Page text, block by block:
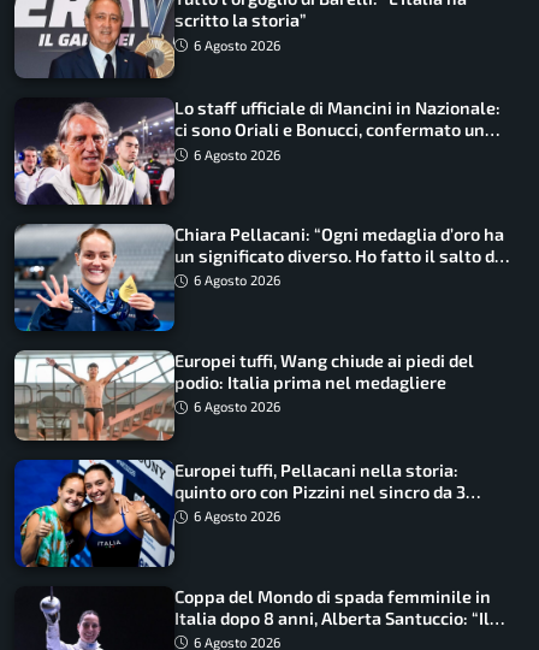
scritto la storia”
6 Agosto 2026
Lo staff ufficiale di Mancini in Nazionale:
ci sono Oriali e Bonucci, confermato un
ritorno
6 Agosto 2026
Chiara Pellacani: “Ogni medaglia d’oro ha
un significato diverso. Ho fatto il salto di
qualità”
6 Agosto 2026
Europei tuffi, Wang chiude ai piedi del
podio: Italia prima nel medagliere
6 Agosto 2026
Europei tuffi, Pellacani nella storia:
quinto oro con Pizzini nel sincro da 3
metri
6 Agosto 2026
Coppa del Mondo di spada femminile in
Italia dopo 8 anni, Alberta Santuccio: “Il
lavoro dà sempre i suoi frutti”
6 Agosto 2026